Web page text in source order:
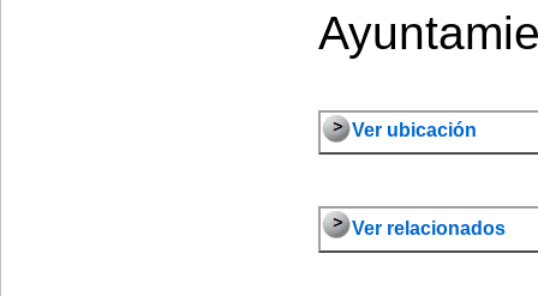
Ver ubicación
Ver relacionados